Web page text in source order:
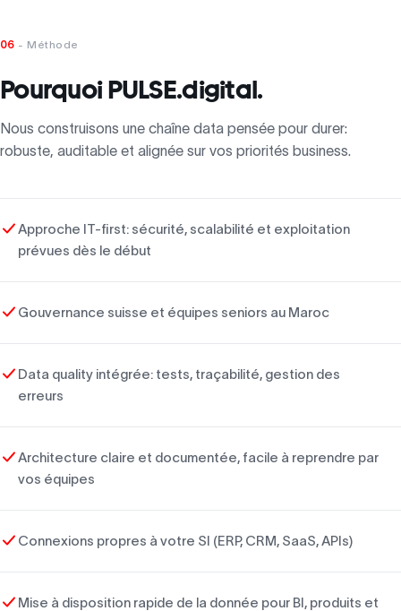
06 - Méthode
Pourquoi PULSE.digital.
Nous construisons une chaîne data pensée pour durer:
robuste, auditable et alignée sur vos priorités business.
Approche IT-first: sécurité, scalabilité et exploitation
prévues dès le début
Gouvernance suisse et équipes seniors au Maroc
Data quality intégrée: tests, traçabilité, gestion des
erreurs
Architecture claire et documentée, facile à reprendre par
vos équipes
Connexions propres à votre SI (ERP, CRM, SaaS, APIs)
Mise à disposition rapide de la donnée pour BI, produits et